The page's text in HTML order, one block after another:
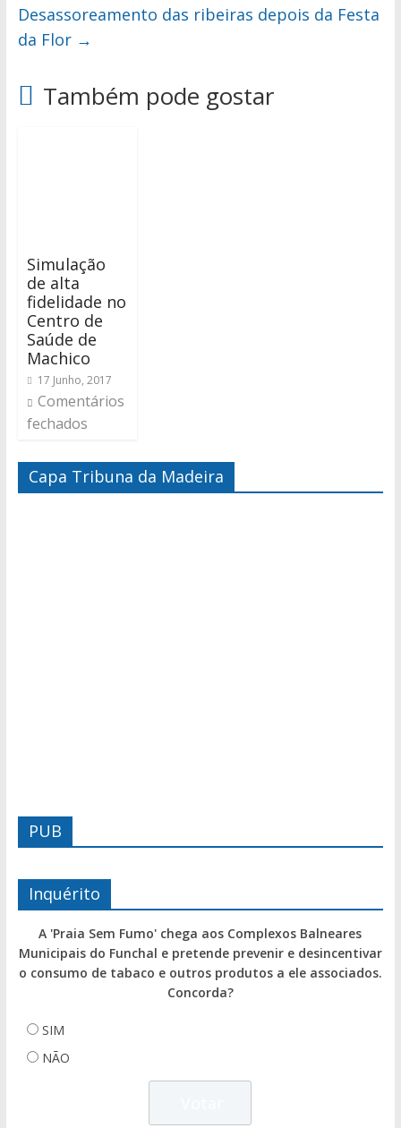
Desassoreamento das ribeiras depois da Festa
da Flor →
Também pode gostar
Simulação
de alta
fidelidade no
Centro de
Saúde de
Machico
17 Junho, 2017
Comentários
fechados
Capa Tribuna da Madeira
PUB
Inquérito
A 'Praia Sem Fumo' chega aos Complexos Balneares
Municipais do Funchal e pretende prevenir e desincentivar
o consumo de tabaco e outros produtos a ele associados.
Concorda?
SIM
NÃO